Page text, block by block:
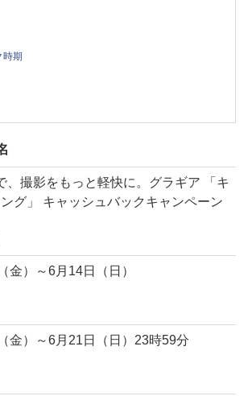
時期
、撮影をもっと軽快に。グラギア 「キ
グ」 キャッシュバックキャンペーン
金）～6月14日（日）
金）～6月21日（日）23時59分